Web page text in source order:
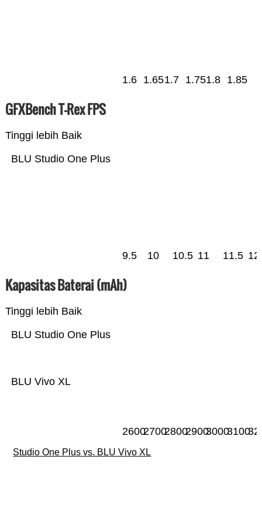
1.6 1.651.7 1.751.8 1.85
GFXBench T-Rex FPS
Tinggi lebih Baik
BLU Studio One Plus
9.5 10 10.5 11 11.5 12
Kapasitas Baterai (mAh)
Tinggi lebih Baik
BLU Vivo XL
BLU Studio One Plus
260027002800290030003100
Studio One Plus vs. BLU Vivo XL